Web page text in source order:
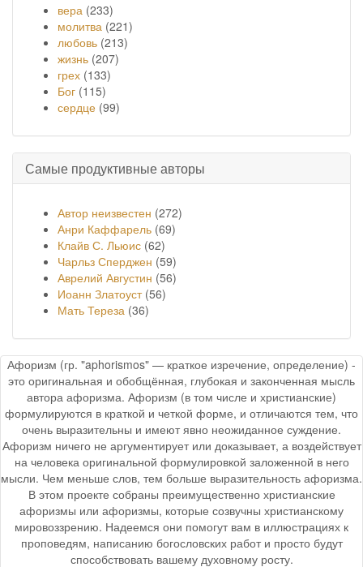
вера (233)
молитва (221)
любовь (213)
жизнь (207)
грех (133)
Бог (115)
сердце (99)
Самые продуктивные авторы
Автор неизвестен (272)
Анри Каффарель (69)
Клайв С. Льюис (62)
Чарльз Сперджен (59)
Аврелий Августин (56)
Иоанн Златоуст(56)
Мать Тереза (36)
Афоризм (гр. "aphorismos" — краткое изречение, определение) -
это оригинальная и обобщённая, глубокая и законченная мысль
автора афоризма. Афоризм (в том числе и христианские)
формулируются в краткой и четкой форме, и отличаются тем, что
очень выразительны и имеют явно неожиданное суждение.
Афоризм ничего не аргументирует или доказывает, а воздействует
на человека оригинальной формулировкой заложенной в него
мысли. Чем меньше слов, тем больше выразительность афоризма.
В этом проекте собраны преимущественно христианские
афоризмы или афоризмы, которые созвучны христианскому
мировоззрению. Надеемся они помогут вам в иллюстрациях к
проповедям, написанию богословских работ и просто будут
способствовать вашему духовному росту.